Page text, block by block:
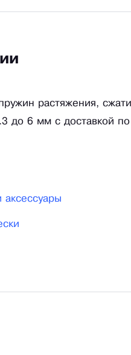
растяжения,
до 6 мм с доставкой
аксессуары